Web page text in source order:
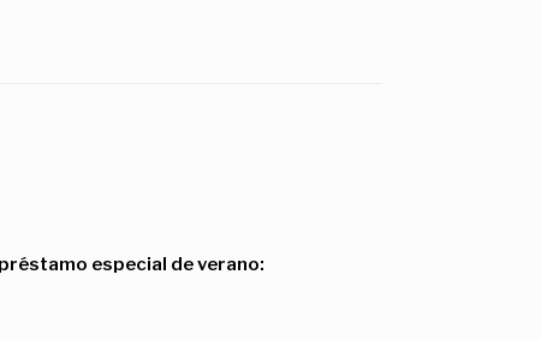
préstamo especial de verano: